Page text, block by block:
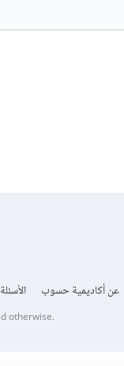
عن أكاديمية حسوب
otherwise.